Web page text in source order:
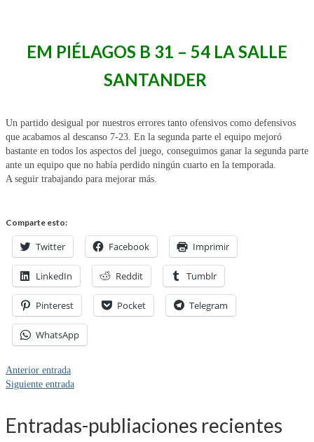
EM PIÉLAGOS B 31 – 54 LA SALLE
SANTANDER
Un partido desigual por nuestros errores tanto ofensivos como defensivos
que acabamos al descanso 7-23. En la segunda parte el equipo mejoró
bastante en todos los aspectos del juego, conseguimos ganar la segunda parte
ante un equipo que no había perdido ningún cuarto en la temporada.
A seguir trabajando para mejorar más.
Comparte esto:
Twitter Facebook Imprimir
LinkedIn Reddit Tumblr
Pinterest Pocket Telegram
WhatsApp
Anterior entrada
Siguiente entrada
Entradas-publiaciones recientes